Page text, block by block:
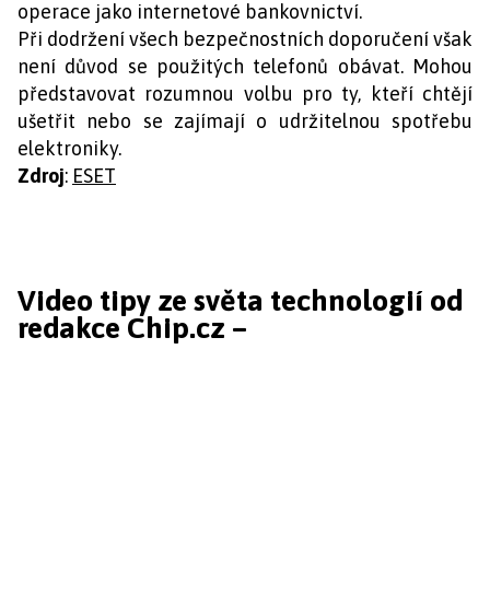
operace jako internetové bankovnictví.
Při dodržení všech bezpečnostních doporučení však
není důvod se použitých telefonů obávat. Mohou
představovat rozumnou volbu pro ty, kteří chtějí
ušetřit nebo se zajímají o udržitelnou spotřebu
elektroniky.
Zdroj: ESET
Video tipy ze světa technologií od
redakce Chip.cz –